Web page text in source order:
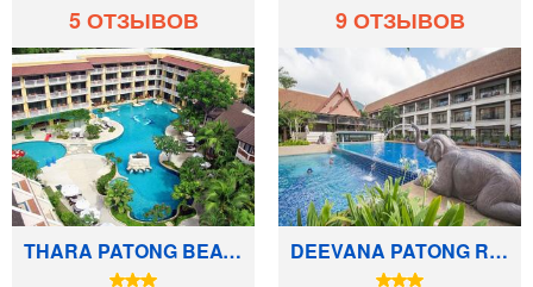
5 ОТЗЫВОВ 9 ОТЗЫВОВ
THARA PATONG BEACH RESORT & SPA
DEEVANA PATONG RESORT & SPA